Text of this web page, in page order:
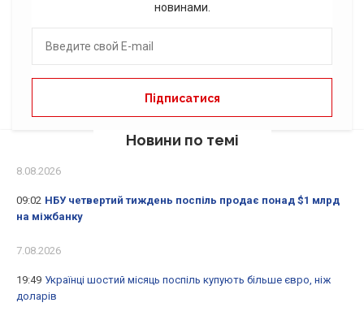
новинами.
Новини по темі
8.08.2026
09:02 НБУ четвертий тиждень поспіль продає понад $1 млрд
на міжбанку
7.08.2026
19:49 Українці шостий місяць поспіль купують більше євро, ніж
доларів